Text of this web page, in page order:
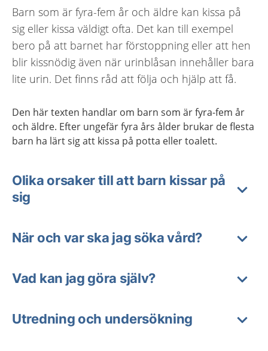
Barn som är fyra-fem år och äldre kan kissa på
sig eller kissa väldigt ofta. Det kan till exempel
bero på att barnet har förstoppning eller att hen
blir kissnödig även när urinblåsan innehåller bara
lite urin. Det finns råd att följa och hjälp att få.
Den här texten handlar om barn som är fyra-fem år
och äldre. Efter ungefär fyra års ålder brukar de flesta
barn ha lärt sig att kissa på potta eller toalett.
Olika orsaker till att barn kissar på
sig
När och var ska jag söka vård?
Vad kan jag göra själv?
Utredning och undersökning